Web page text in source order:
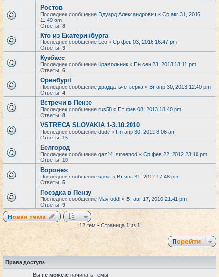
Ростов
Последнее сообщение Эдуард Александрович « Ср авг 31, 2016
11:49 am
Ответы: 8
Кто из Екатеринбурга
Последнее сообщение Leo « Ср фев 03, 2016 16:47 pm
Ответы: 3
Кузбасс
Последнее сообщение Крамольник « Пн сен 23, 2013 18:11 pm
Ответы: 6
Оренбург!
Последнее сообщение двадцатьчетвёрка « Вт апр 30, 2013 12:40 pm
Ответы: 4
Встречи в Пензе
Последнее сообщение rus58 « Пт фев 08, 2013 18:40 pm
Ответы: 8
VSTRECA SLOVAKIA 1-3.10.2010
Последнее сообщение dude « Пн апр 30, 2012 8:06 am
Ответы: 15
Белгород
Последнее сообщение gaz24_streetrod « Ср фев 22, 2012 23:10 pm
Ответы: 10
Воронеж
Последнее сообщение sonic « Вт янв 31, 2012 17:48 pm
Ответы: 5
Поездка в Пензу
Последнее сообщение Mavroddi « Вт авг 17, 2010 21:41 pm
Ответы: 9
Новая тема
12 тем • Страница 1из 1
Перейти
Права доступа
Вы не можете начинать темы